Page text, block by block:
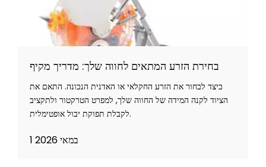
בחירת הזרע המתאים לחווה שלך: מדריך מקיף
כיצד לבחור את הזרע החקלאי או האדנית הנכונה. התאם את
הציוד לקנה המידה של החווה שלך, למפרט הטרקטור ולתקציב
לקבלת תפוקת יבול אופטימלית.
1 במאי 2026